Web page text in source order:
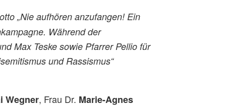
„Nie aufhören anzufangen! Ein
Während der
Max Teske sowie Pfarrer Pellio für
und Rassismus“
Wegner, Frau Dr. Marie-Agnes